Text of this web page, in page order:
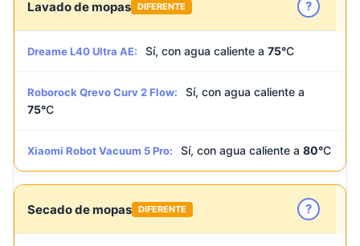
Lavado de mopas DIFERENTE ?
Dreame L40 Ultra AE: Sí, con agua caliente a 75°C
Roborock Qrevo Curv 2 Flow:
Sí, con agua caliente a
75°C
Xiaomi Robot Vacuum 5 Pro: Sí, con agua caliente a 80°C
Secado de mopas DIFERENTE ?